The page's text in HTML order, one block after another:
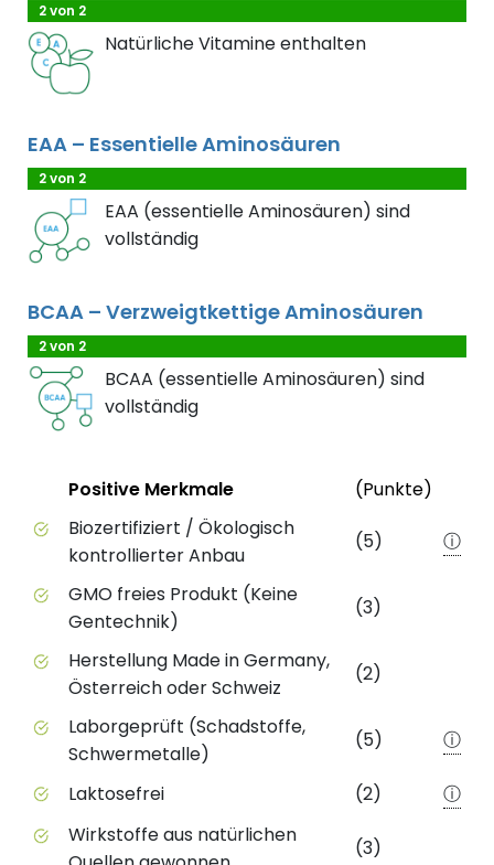
2 von 2
Natürliche Vitamine enthalten
EAA – Essentielle Aminosäuren
2 von 2
EAA (essentielle Aminosäuren) sind
vollständig
BCAA – Verzweigtkettige Aminosäuren
2 von 2
BCAA (essentielle Aminosäuren) sind
vollständig
Positive Merkmale des Produkts mit
StatusPositive Merkmale (Punkte)
Biozertifiziert / Ökologisch
kontrollierter Anbau
(5) ⓘ
GMO freies Produkt (Keine
Gentechnik)
(3)
Herstellung Made in Germany,
Österreich oder Schweiz
(2)
Laborgeprüft (Schadstoffe,
Schwermetalle)
(5) ⓘ
Laktosefrei (2)
ⓘ
Wirkstoffe aus natürlichen
(3)